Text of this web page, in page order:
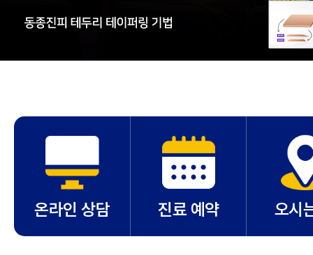
온라인 상담 진료 예약 오시